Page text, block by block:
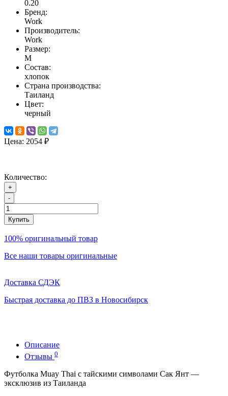
0.20
Бренд:
Work
Производитель:
Work
Размер:
M
Состав:
хлопок
Страна производства:
Таиланд
Цвет:
черный
Цена: 2054 ₽
Количество:
+
-
Купить
100% оригинальный товар
Все наши товары оригинальные
Доставка СДЭК
Быстрая доставка до ПВЗ в Новосибирск
Описание
Отзывы 0
Футболка Muay Thai с тайскими символами Сак Янт —
эксклюзив из Таиланда